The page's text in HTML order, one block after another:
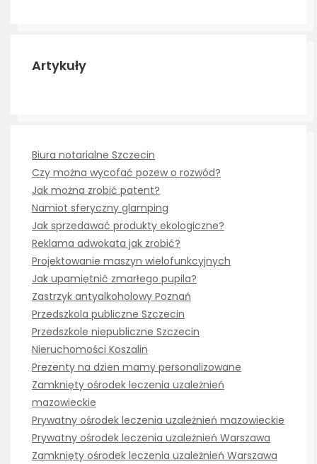
Artykuły
Biura notarialne Szczecin
Czy można wycofać pozew o rozwód?
Jak można zrobić patent?
Namiot sferyczny glamping
Jak sprzedawać produkty ekologiczne?
Reklama adwokata jak zrobić?
Projektowanie maszyn wielofunkcyjnych
Jak upamiętnić zmarłego pupila?
Zastrzyk antyalkoholowy Poznań
Przedszkola publiczne Szczecin
Przedszkole niepubliczne Szczecin
Nieruchomości Koszalin
Prezenty na dzien mamy personalizowane
Zamknięty ośrodek leczenia uzależnień
mazowieckie
Prywatny ośrodek leczenia uzależnień mazowieckie
Prywatny ośrodek leczenia uzależnień Warszawa
Zamknięty ośrodek leczenia uzależnień Warszawa